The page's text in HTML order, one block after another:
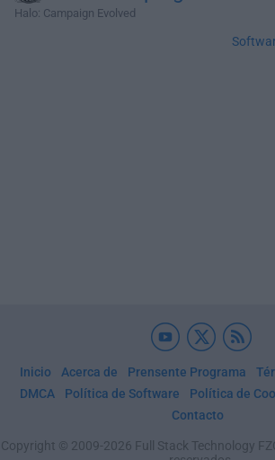
Halo: Campaign Evolved
Inicio Acerca de Prensente Programa
DMCA
Política de Software Política de
Contacto
Copyright © 2009-2026 Full Stack Technology